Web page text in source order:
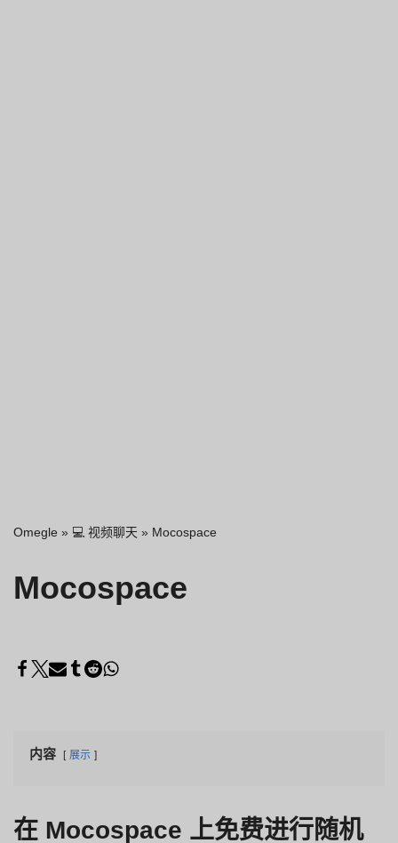
Omegle » 💻 视频聊天 » Mocospace
Mocospace
内容 展示
在 Mocospace 上免费进行随机